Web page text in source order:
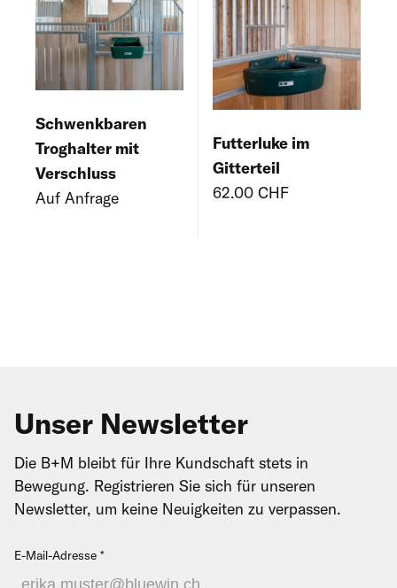
Schwenkbaren
Troghalter mit
Verschluss
Auf Anfrage
Futterluke im
Gitterteil
62.00 CHF
Unser Newsletter
Die B+M bleibt für Ihre Kundschaft stets in
Bewegung. Registrieren Sie sich für unseren
Newsletter, um keine Neuigkeiten zu verpassen.
E-Mail-Adresse